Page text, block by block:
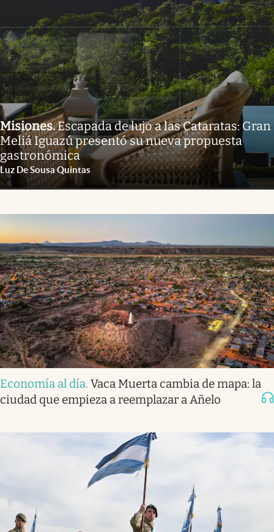
Misiones.Escapada de lujo a las Cataratas: Gran
Meliá Iguazú presentó su nueva propuesta
gastronómica
Luz De Sousa Quintas
Economía al día. Vaca Muerta cambia de mapa: la
ciudad que empieza a reemplazar a Añelo